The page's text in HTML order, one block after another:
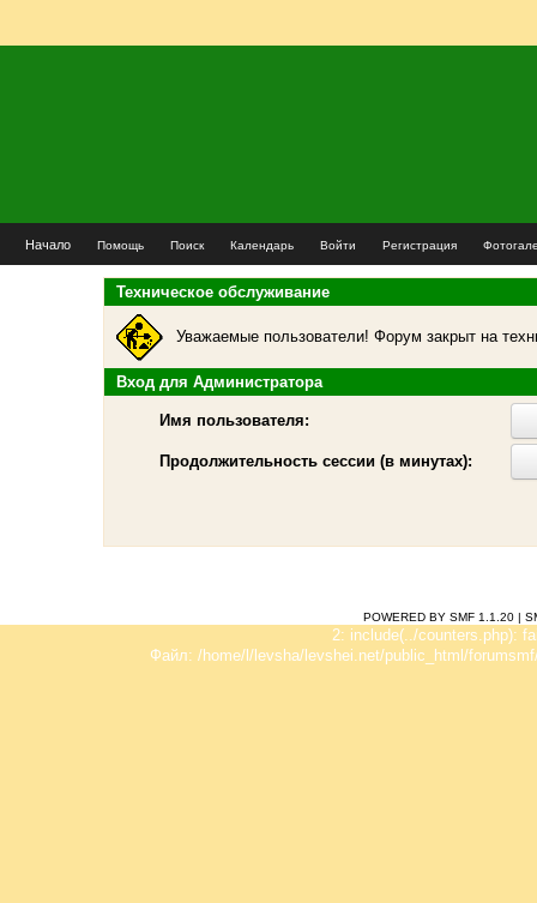
Начало Помощь Поиск Календарь Войти Регистрация
Техническое обслуживание
Уважаемые пользователи! Форум закрыт на
Вход для Администратора
Имя пользователя:
Продолжительность сессии (в минутах):
POWERED BY SMF 1.1.20 |
2: include(../counters.php):
Файл: /home/l/levsha/levshei.net/public_html/